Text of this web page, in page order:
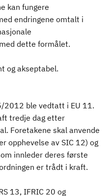
kan fungere
endringene omtalt i
dette formålet.
og akseptabel.
2012 ble vedtatt i EU 11.
tredje dag etter
Foretakene skal anvende
opphevelse av SIC 12) og
innleder deres første
er trådt i kraft.
13, IFRIC 20 og